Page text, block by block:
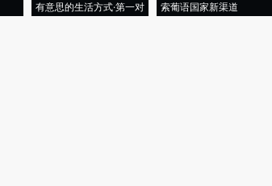
有意思的生活方式·第一对
索葡语国家新渠道